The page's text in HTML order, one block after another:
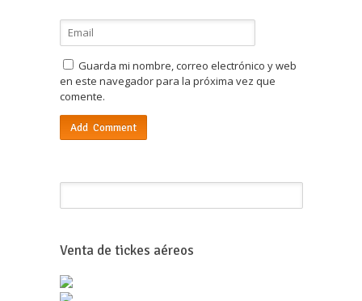
Guarda mi nombre, correo electrónico y web
en este navegador para la próxima vez que
comente.
Venta de tickes aéreos